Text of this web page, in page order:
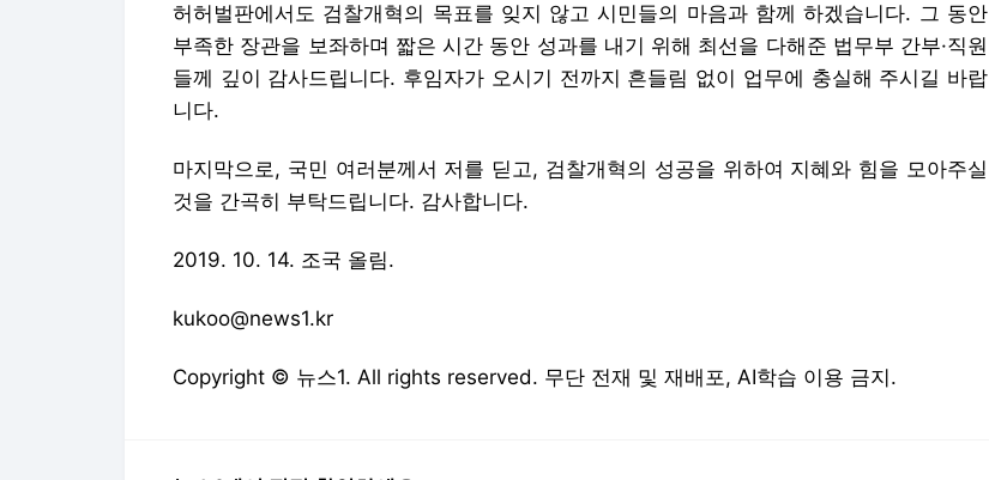
허허벌판에서도 검찰개혁의 목표를 잊지 않고 시민들의 마음과 함께 하겠습니다. 그 동안
부족한 장관을 보좌하며 짧은 시간 동안 성과를 내기 위해 최선을 다해준 법무부 간부·직원
들께 깊이 감사드립니다. 후임자가 오시기 전까지 흔들림 없이 업무에 충실해 주시길 바랍
니다.
마지막으로, 국민 여러분께서 저를 딛고, 검찰개혁의 성공을 위하여 지혜와 힘을 모아주실
것을 간곡히 부탁드립니다. 감사합니다.
2019. 10. 14. 조국 올림.
kukoo@news1.kr
Copyright © 뉴스1. All rights reserved. 무단 전재 및 재배포, AI학습 이용 금지.